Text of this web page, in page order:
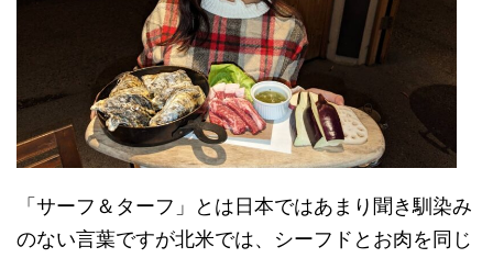
「サーフ＆ターフ」とは日本ではあまり聞き馴染み
のない言葉ですが北米では、シーフドとお肉を同じ